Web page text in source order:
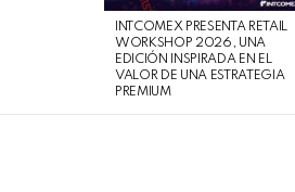
INTCOMEX PRESENTA RETAIL
WORKSHOP 2026, UNA
EDICIÓN INSPIRADA EN EL
VALOR DE UNA ESTRATEGIA
PREMIUM